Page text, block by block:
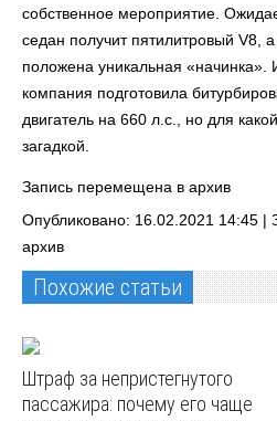
собственное мероприятие.
седан получит пятилитровый V8,
положена уникальная «начинка».
компания подготовила
двигатель на 660 л.с., но для
загадкой.
Запись перемещена в архив
Опубликовано: 16.02.2021 14:45 |
архив
Похожие статьи
Штраф за непристегнутого
пассажира: почему его чаще